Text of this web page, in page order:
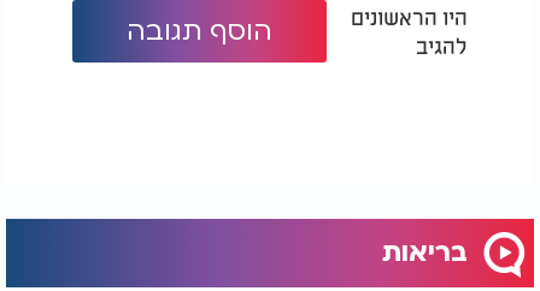
היו הראשונים
להגיב
הוסף תגובה
בריאות